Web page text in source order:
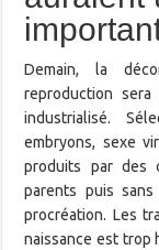
Demain, la
reproduction
industrialisé.
embryons, sexe
produits par des
parents puis
procréation. Les
naissance est trop